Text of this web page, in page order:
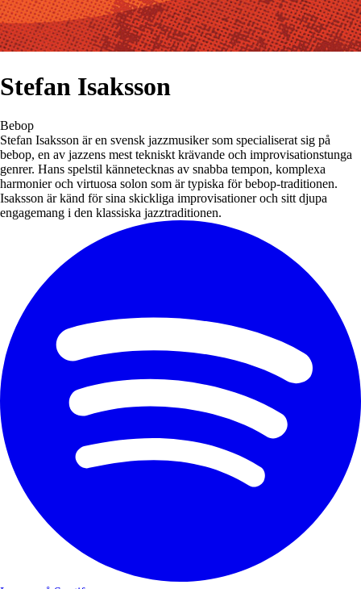
Stefan Isaksson
Bebop
Stefan Isaksson är en svensk jazzmusiker som specialiserat sig på
bebop, en av jazzens mest tekniskt krävande och improvisationstunga
genrer. Hans spelstil kännetecknas av snabba tempon, komplexa
harmonier och virtuosa solon som är typiska för bebop-traditionen.
Isaksson är känd för sina skickliga improvisationer och sitt djupa
engagemang i den klassiska jazztraditionen.